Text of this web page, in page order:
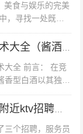
以及优质的服务
是娱乐休闲，
家高品质的KT
塘会体验一番
食与娱乐的完美
，寻找一处既能
场所，成为了许多
誉为“人间天堂”
全 前言： 在竞
型白酒以其独特
，逐渐赢得了消费
的专业人士，如何
个招聘，服务员